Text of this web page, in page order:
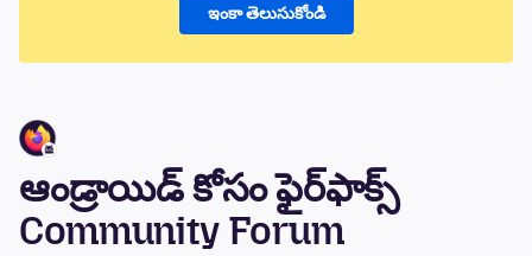
ఇంకా తెలుసుకోండి
ఆండ్రాయిడ్ కోసం ఫైర్‌ఫాక్స్
Community Forum